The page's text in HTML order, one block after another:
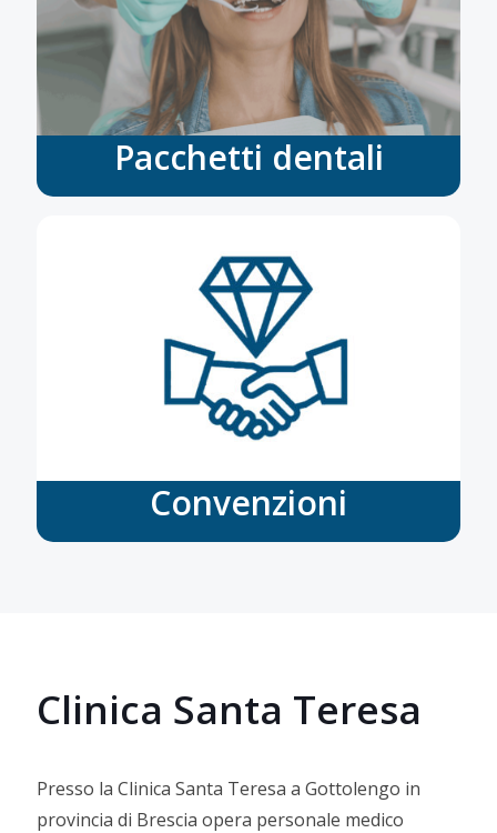
Pacchetti dentali
Convenzioni
Clinica Santa Teresa
Presso la Clinica Santa Teresa a Gottolengo in
provincia di Brescia opera personale medico